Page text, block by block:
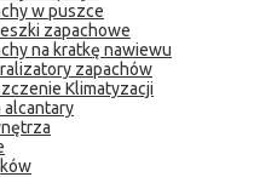
w puszce
zapachowe
na kratkę nawiewu
zapachów
Klimatyzacji
alcantary